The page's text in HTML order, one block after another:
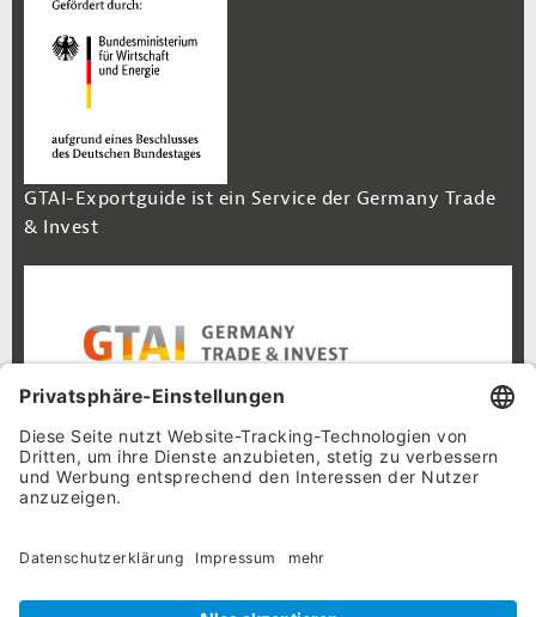
GTAI-Exportguide ist ein Service der Germany Trade
& Invest
Footer Navigation
Inhalt
Cookie-Einstellungen
Datenschutz